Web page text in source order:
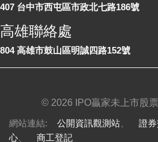
407 台中市西屯區市政北七路186號
高雄聯絡處
804 高雄市鼓山區明誠四路152號
© 2026 IPO贏家未上市股
網站連結: 公開資訊觀測站 證
心
商工登記